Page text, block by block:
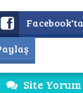
Site Yorum